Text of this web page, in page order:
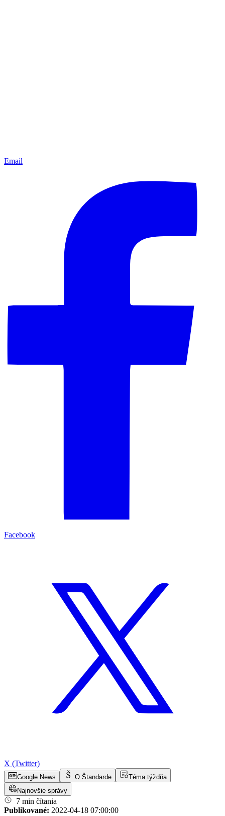
Email
Facebook
X (Twitter)
Google News O Štandarde
Téma týždňa
Najnovšie správy
7 min čítania
Publikované: 2022-04-18 07:00:00